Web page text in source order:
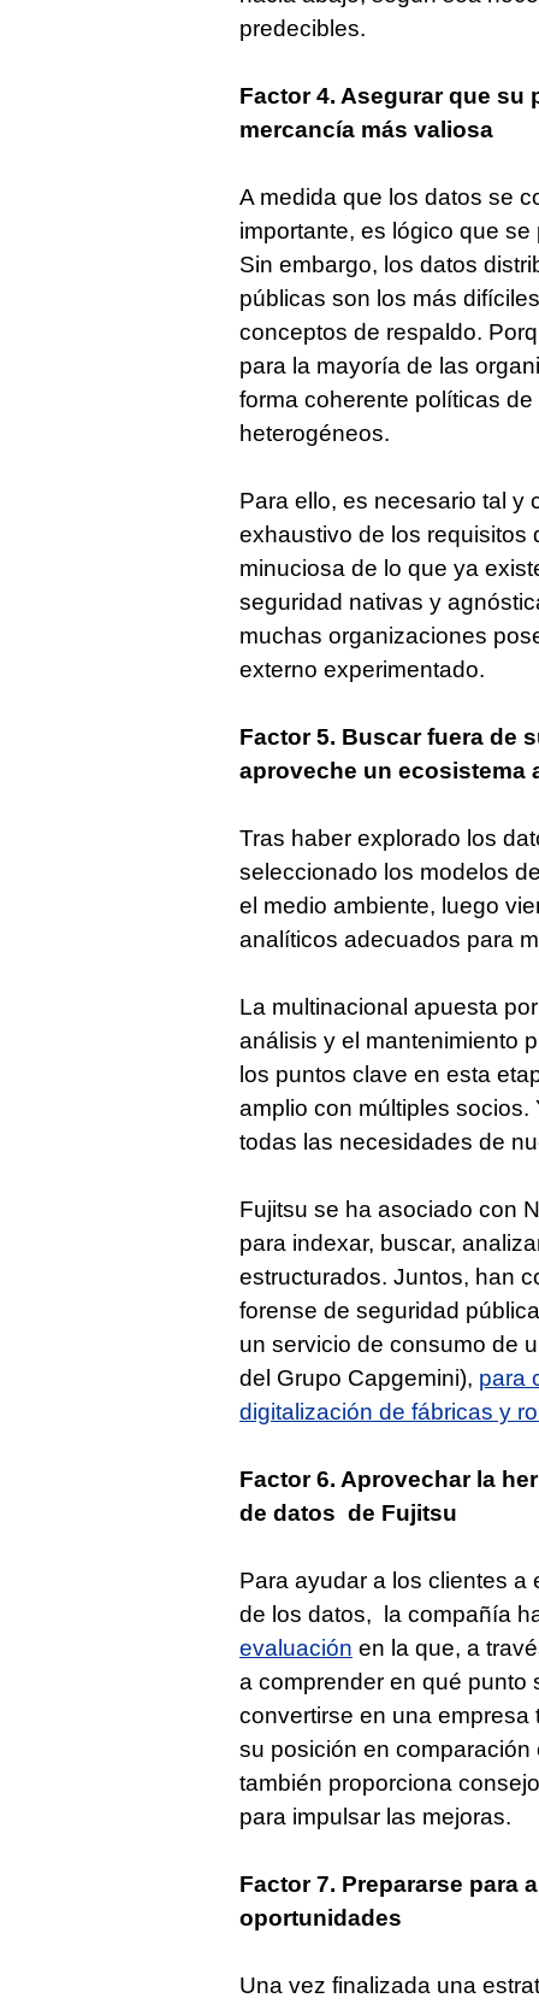
predecibles.
Factor 4. Asegurar que
mercancía más valiosa
A medida que los datos se
importante, es lógico que
Sin embargo, los datos
públicas son los más
conceptos de respaldo.
para la mayoría de las
forma coherente políticas
heterogéneos.
Para ello, es necesario tal y
exhaustivo de los requisitos
minuciosa de lo que ya
seguridad nativas y
muchas organizaciones
externo experimentado.
Factor 5. Buscar fuera de
aproveche un ecosistema
Tras haber explorado los
seleccionado los modelos
el medio ambiente, luego
analíticos adecuados para
La multinacional apuesta
análisis y el mantenimiento
los puntos clave en esta
amplio con múltiples
todas las necesidades de
Fujitsu se ha asociado con
para indexar, buscar,
estructurados. Juntos, han
forense de seguridad
un servicio de consumo de
del Grupo Capgemini), para
digitalización de fábricas y
Factor 6. Aprovechar la
de datos de Fujitsu
Para ayudar a los clientes a
de los datos, la compañía
evaluación en la que, a
a comprender en qué punto
convertirse en una
su posición en
también proporciona
para impulsar las mejoras.
Factor 7. Prepararse para
oportunidades
Una vez finalizada una